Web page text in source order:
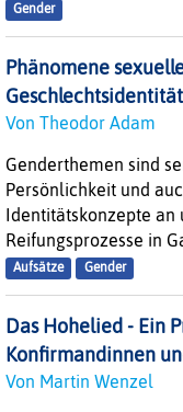
Gender
Phänomene
Geschlechtsidentität
Von Theodor Adam
Genderthemen sind
Persönlichkeit und
Identitätskonzepte an
Reifungsprozesse in
Aufsätze Gender
Das Hohelied - Ein
Konfirmandinnen
Von Martin Wenzel